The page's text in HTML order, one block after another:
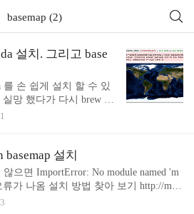
basemap (2)
설치. 그리고 base
를 손 쉽게 설치 할 수 있
망 했다가 다시 brew 만
anaconda 설치 하다 보
(for bash shell): export P
anaconda 를 사용 하려
를 앞에다가 두라는 말이
path 가 바뀌니 기
..
설치
으면 ImportError: No module named 'm
류가 나옴 설치 방법 찾아 보기 http://mat
여기 안내 되어 있는 방식은 s